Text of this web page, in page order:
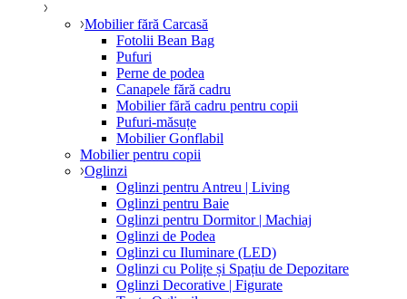
Mobilier fără Carcasă
Fotolii Bean Bag
Pufuri
Perne de podea
Canapele fără cadru
Mobilier fără cadru pentru copii
Pufuri-măsuțe
Mobilier Gonflabil
Mobilier pentru copii
Oglinzi
Oglinzi pentru Antreu | Living
Oglinzi pentru Baie
Oglinzi pentru Dormitor | Machiaj
Oglinzi de Podea
Oglinzi cu Iluminare (LED)
Oglinzi cu Polițe și Spațiu de Depozitare
Oglinzi Decorative | Figurate